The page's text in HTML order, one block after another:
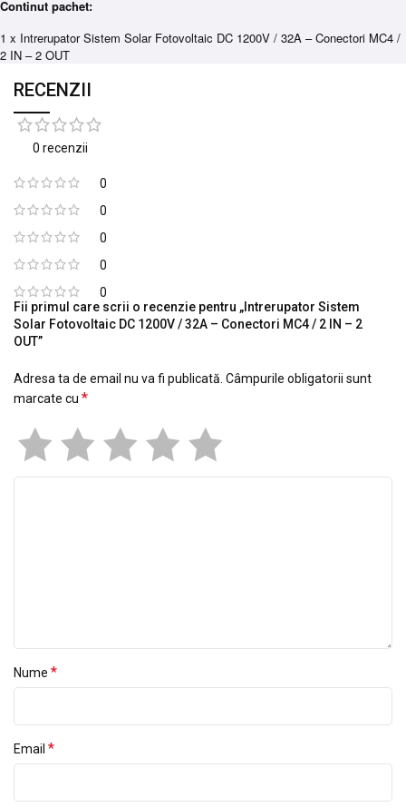
Continut pachet:
1 x Intrerupator Sistem Solar Fotovoltaic DC 1200V / 32A – Conectori MC4 /
2 IN – 2 OUT
RECENZII
0 recenzii
0
0
0
0
0
Fii primul care scrii o recenzie pentru „Intrerupator Sistem
Solar Fotovoltaic DC 1200V / 32A – Conectori MC4 / 2 IN – 2
OUT”
Adresa ta de email nu va fi publicată. Câmpurile obligatorii sunt
marcate cu *
Nume *
Email *